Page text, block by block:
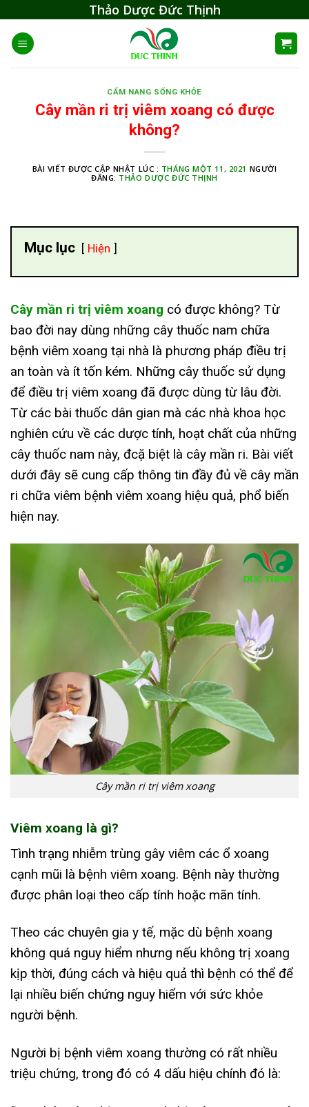
content
Thảo Dược Đức Thịnh
CẨM NANG SỐNG KHỎE
Cây mần ri trị viêm xoang có được
không?
BÀI VIẾT ĐƯỢC CẬP NHẬT LÚC : THÁNG MỘT 11, 2021 NGƯỜI
ĐĂNG: THẢO DƯỢC ĐỨC THỊNH
Mục lục Hiện
Cây mần ri trị viêm xoang có được không? Từ
bao đời nay dùng những cây thuốc nam chữa
bệnh viêm xoang tại nhà là phương pháp điều trị
an toàn và ít tốn kém. Những cây thuốc sử dụng
để điều trị viêm xoang đã được dùng từ lâu đời.
Từ các bài thuốc dân gian mà các nhà khoa học
nghiên cứu về các dược tính, hoạt chất của những
cây thuốc nam này, đcặ biệt là cây mần ri. Bài viết
dưới đây sẽ cung cấp thông tin đầy đủ về cây mần
ri chữa viêm bệnh viêm xoang hiệu quả, phổ biến
hiện nay.
Cây mần ri trị viêm xoang
Viêm xoang là gì?
Tình trạng nhiễm trùng gây viêm các ổ xoang
cạnh mũi là bệnh viêm xoang. Bệnh này thường
được phân loại theo cấp tính hoặc mãn tính.
Theo các chuyên gia y tế, mặc dù bệnh xoang
không quá nguy hiểm nhưng nếu không trị xoang
kịp thời, đúng cách và hiệu quả thì bệnh có thể để
lại nhiều biến chứng nguy hiểm với sức khỏe
người bệnh.
Người bị bệnh viêm xoang thường có rất nhiều
triệu chứng, trong đó có 4 dấu hiệu chính đó là: